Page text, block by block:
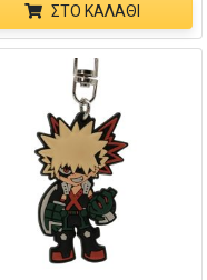
ΣΤΟ ΚΑΛΆΘΙ